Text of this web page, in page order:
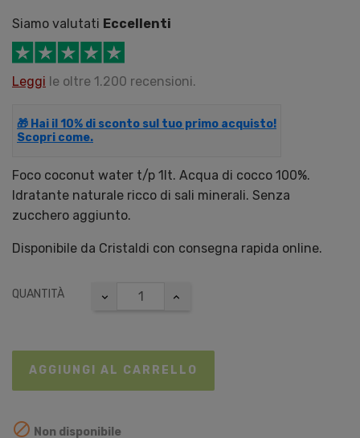
Siamo valutati Eccellenti
Leggi le oltre 1.200 recensioni.
🎁 Hai il 10% di sconto sul tuo primo acquisto!
Scopri come.
Foco coconut water t/p 1lt. Acqua di cocco 100%.
Idratante naturale ricco di sali minerali. Senza
zucchero aggiunto.
Disponibile da Cristaldi con consegna rapida online.
QUANTITÀ
AGGIUNGI AL CARRELLO
 Non disponibile